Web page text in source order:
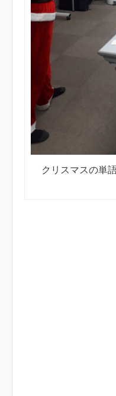
クリスマスの単